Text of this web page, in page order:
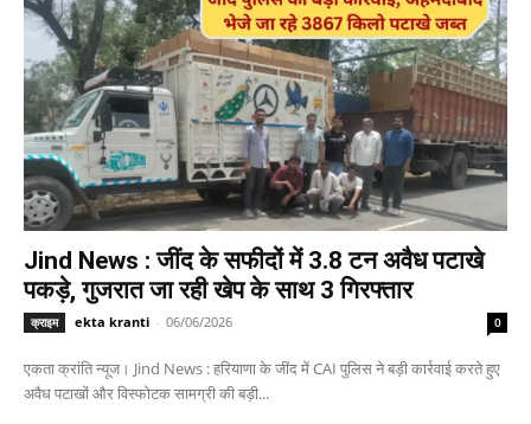
Jind News : जींद के सफीदों में 3.8 टन अवैध पटाखे
पकड़े, गुजरात जा रही खेप के साथ 3 गिरफ्तार
क्राइम ekta kranti - 06/06/2026 0
एकता क्रांति न्यूज। Jind News : हरियाणा के जींद में CAI पुलिस ने बड़ी कार्रवाई करते हुए
अवैध पटाखों और विस्फोटक सामग्री की बड़ी...